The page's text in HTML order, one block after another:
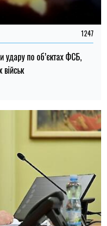
1247
удару по об’єктах ФСБ,
військ